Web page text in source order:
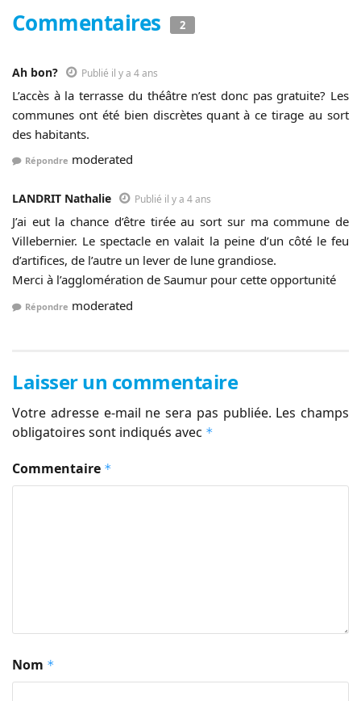
Commentaires 2
Ah bon? Publié il y a 4 ans
L’accès à la terrasse du théâtre n’est donc pas gratuite? Les
communes ont été bien discrètes quant à ce tirage au sort
des habitants.
Répondre moderated
LANDRIT Nathalie Publié il y a 4 ans
J’ai eut la chance d’être tirée au sort sur ma commune de
Villebernier. Le spectacle en valait la peine d’un côté le feu
d’artifices, de l’autre un lever de lune grandiose.
Merci à l’agglomération de Saumur pour cette opportunité
Répondre moderated
Laisser un commentaire
Votre adresse e-mail ne sera pas publiée. Les champs
obligatoires sont indiqués avec *
Commentaire *
Nom *